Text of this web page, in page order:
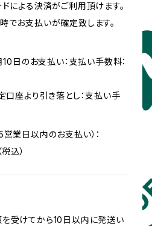
による決済がご利用頂けます。
でお支払いが確定致します。
10日のお支払い：支払い手数料：
口座より引き落とし：支払い手
業日以内のお支払い）：
込）
受けてから10日以内に発送い